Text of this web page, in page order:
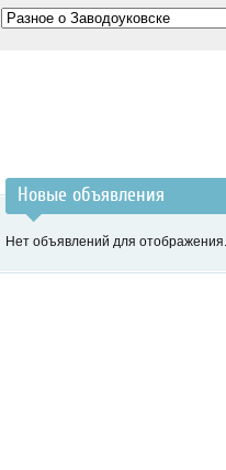
Новые объявления
Нет объявлений для отображения.